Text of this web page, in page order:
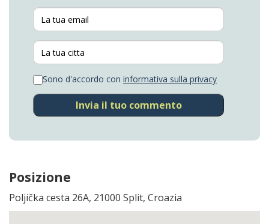
Sono d'accordo con informativa sulla privacy
Invia il tuo commento
Posizione
Poljička cesta 26A, 21000 Split, Croazia